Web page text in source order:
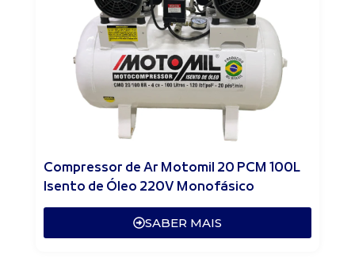
Compressor de Ar Motomil 20 PCM 100L
Isento de Óleo 220V Monofásico
SABER MAIS